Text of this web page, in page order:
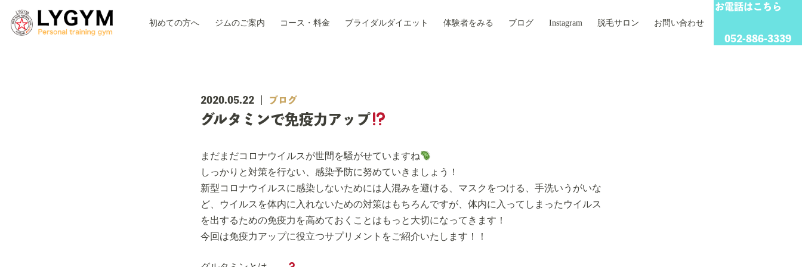
初めての方へ ジムのご案内 コース・料金 ブライダルダイエット 体験者をみる ブログ Instagram 脱毛サロン お問い合わせ
お電話はこちら
052-886-3339
2020.05.22 ブログ
グルタミンで免疫力アップ
まだまだコロナウイルスが世間を騒がせていますね
しっかりと対策を行ない、感染予防に努めていきましょう！
新型コロナウイルスに感染しないためには人混みを避ける、マスクをつける、手洗いうがいな
ど、ウイルスを体内に入れないための対策はもちろんですが、体内に入ってしまったウイルス
を出するための免疫力を高めておくことはもっと大切になってきます！
今回は免疫力アップに役立つサプリメントをご紹介いたします！！